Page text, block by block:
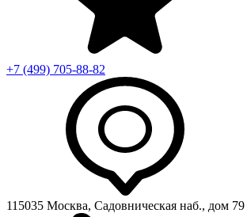
+7 (499) 705-88-82
115035 Москва, Садовническая наб., дом 79